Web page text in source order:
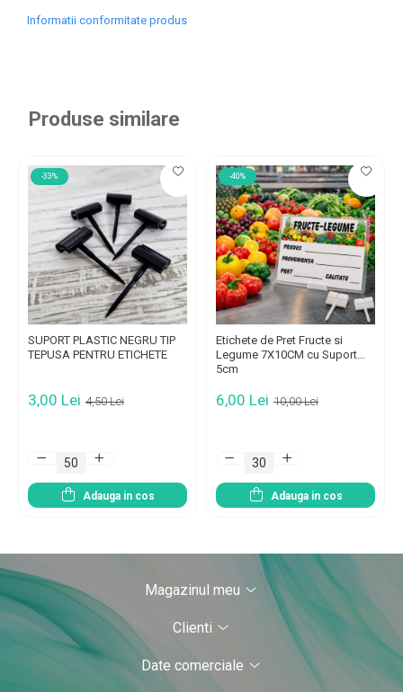
Informatii conformitate produs
Produse similare
-33%
SUPORT PLASTIC NEGRU TIP
TEPUSA PENTRU ETICHETE
4,50 Lei
3,00 Lei
Adauga in cos
-40%
Etichete de Pret Fructe si
Legume 7X10CM cu Suport
5cm
10,00 Lei
6,00 Lei
Adauga in cos
Magazinul meu
Clienti
Date comerciale